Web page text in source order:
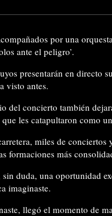
por una
ante el peligro’.
presentarán en directo
visto antes.
del concierto también
les catapultaron como
miles de
formaciones más
duda, una oportunidad
imaginaste.
llegó el momento de